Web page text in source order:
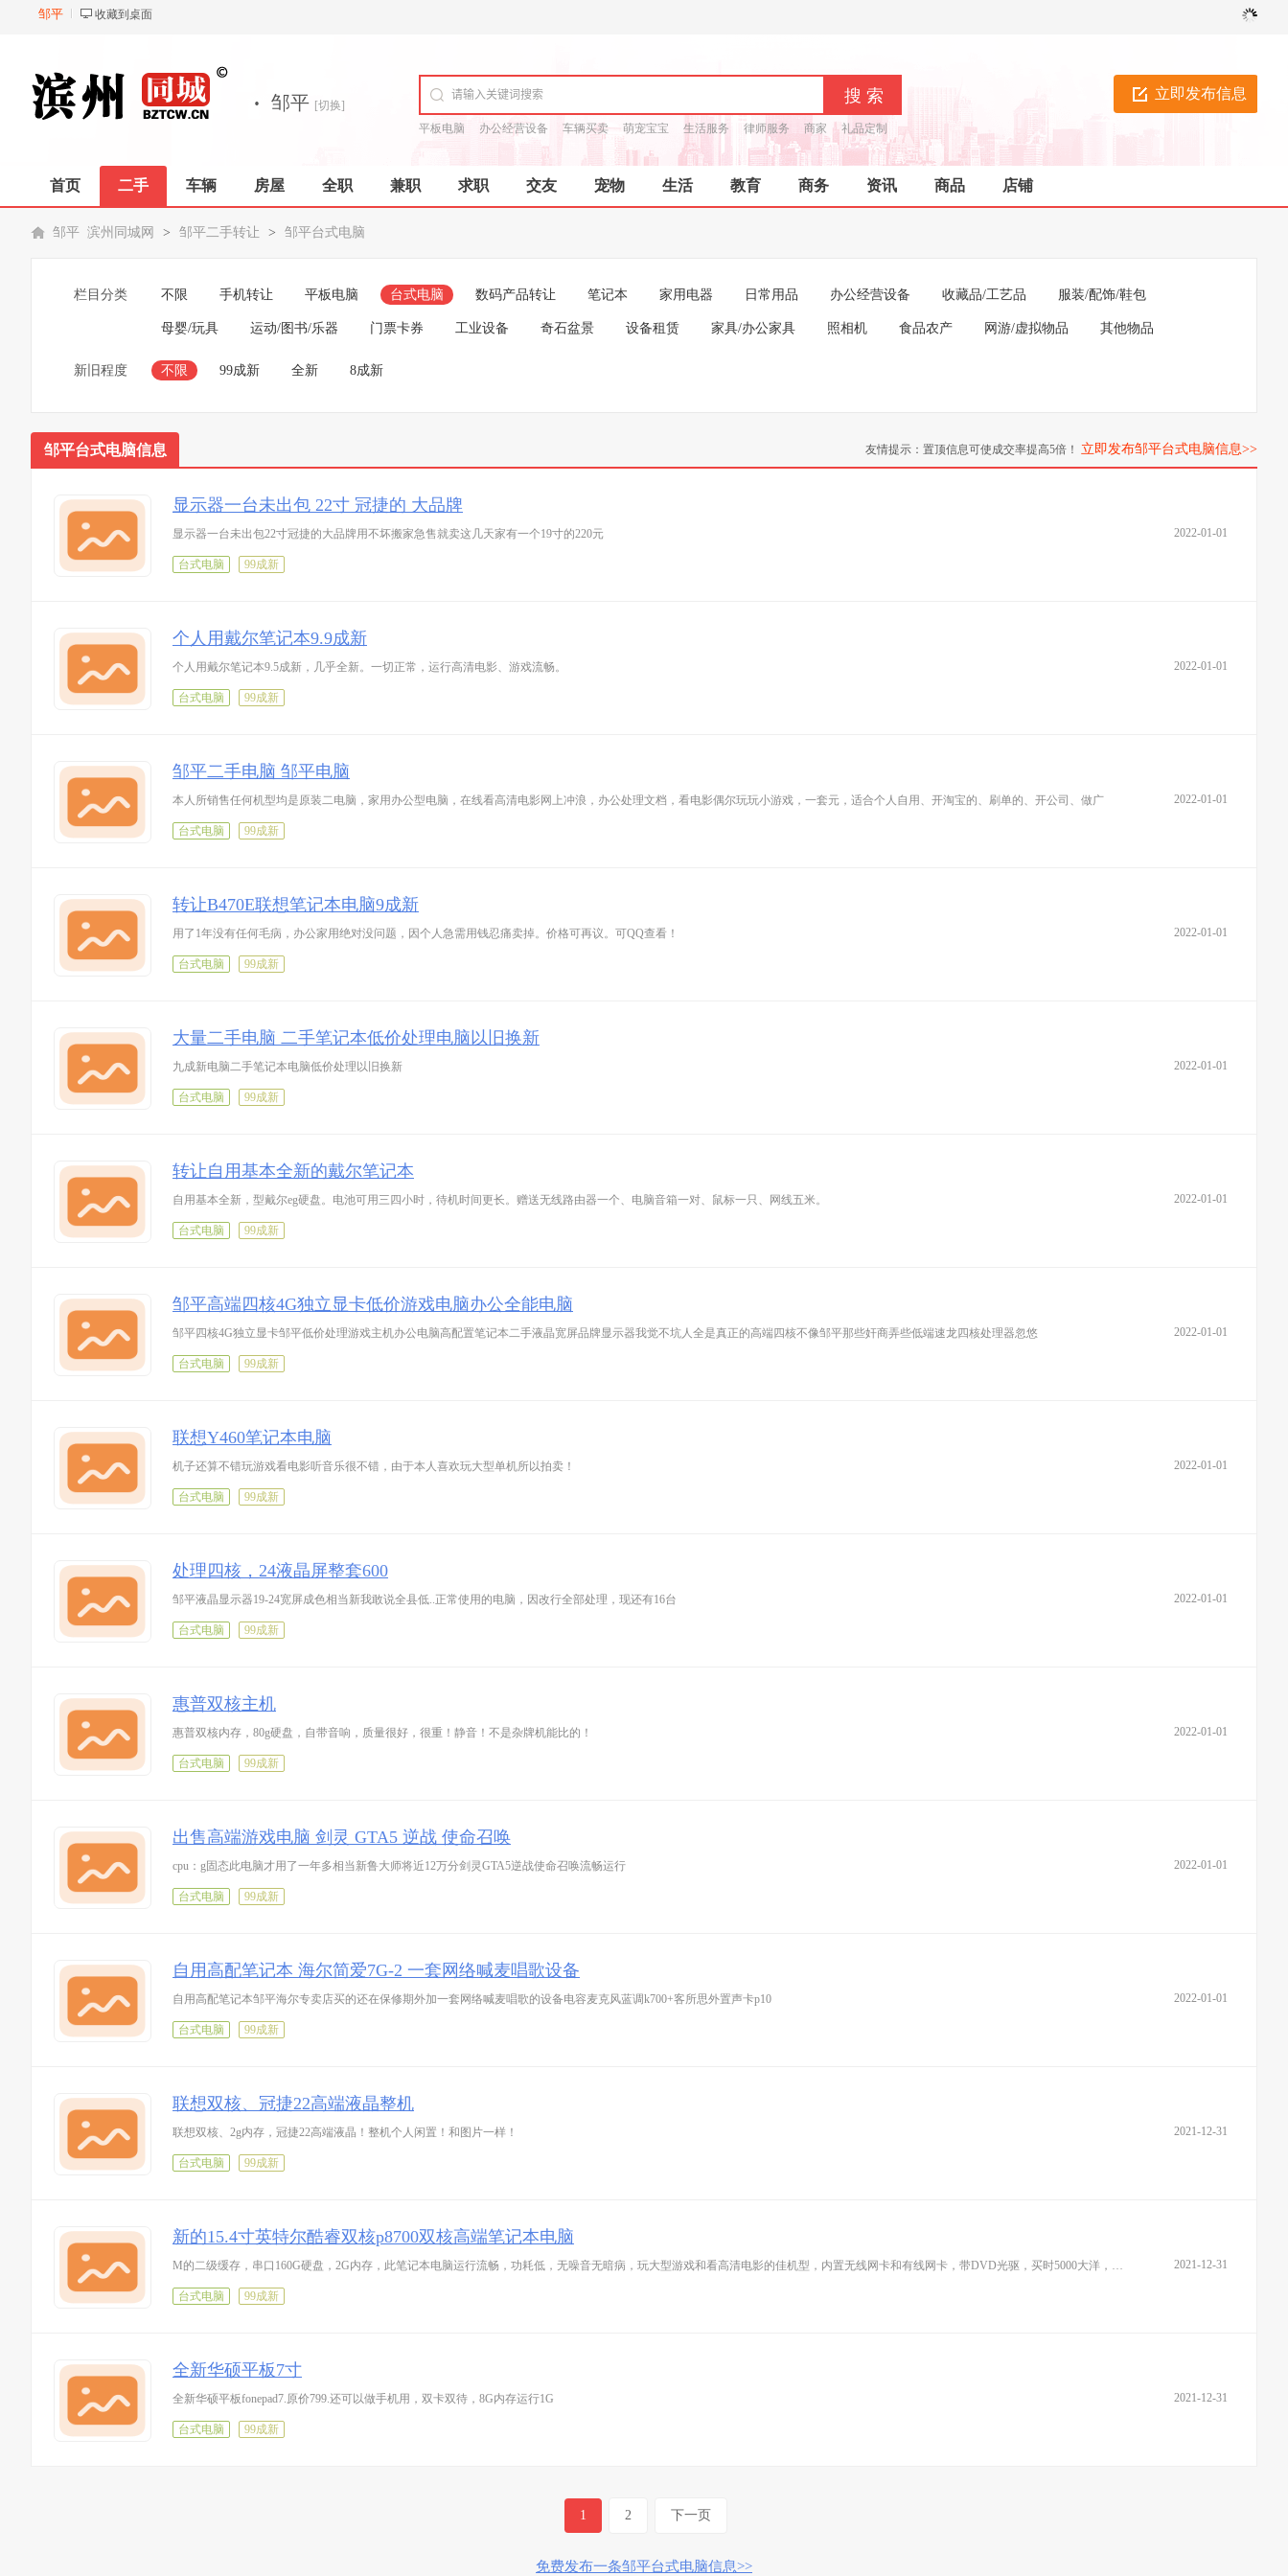
邹平 收藏到桌面
立即发布信息
· 邹平 [切换]
平板电脑
办公经营设备 车辆买卖 萌宠宝宝 生活服务 律师服务 商家 礼品定制
首页 二手 车辆 房屋 全职 兼职 求职 交友 宠物 生活 教育 商务 资讯 商品 店铺
邹平 滨州同城网 > 邹平二手转让 > 邹平台式电脑
栏目分类 不限 手机转让 平板电脑 台式电脑 数码产品转让 笔记本 家用电器 日常用品 办公经营设备 收藏品/工艺品 服装/配饰/鞋包
母婴/玩具 运动/图书/乐器 门票卡券 工业设备 奇石盆景 设备租赁 家具/办公家具 照相机 食品农产 网游/虚拟物品 其他物品
新旧程度 不限 99成新 全新 8成新
邹平台式电脑信息 友情提示：置顶信息可使成交率提高5倍！ 立即发布邹平台式电脑信息>>
2022-01-01
显示器一台未出包 22寸 冠捷的 大品牌
显示器一台未出包22寸冠捷的大品牌用不坏搬家急售就卖这几天家有一个19寸的220元
台式电脑 99成新
2022-01-01
个人用戴尔笔记本9.9成新
个人用戴尔笔记本9.5成新，几乎全新。一切正常，运行高清电影、游戏流畅。
台式电脑 99成新
2022-01-01
邹平二手电脑 邹平电脑
本人所销售任何机型均是原装二电脑，家用办公型电脑，在线看高清电影网上冲浪，办公处理文档，看电影偶尔玩玩小游戏，一套元，适合个人自用、开淘宝的、刷单的、开公司、做广
台式电脑 99成新
2022-01-01
转让B470E联想笔记本电脑9成新
用了1年没有任何毛病，办公家用绝对没问题，因个人急需用钱忍痛卖掉。价格可再议。可QQ查看！
台式电脑 99成新
2022-01-01
大量二手电脑 二手笔记本低价处理电脑以旧换新
九成新电脑二手笔记本电脑低价处理以旧换新
台式电脑 99成新
2022-01-01
转让自用基本全新的戴尔笔记本
自用基本全新，型戴尔eg硬盘。电池可用三四小时，待机时间更长。赠送无线路由器一个、电脑音箱一对、鼠标一只、网线五米。
台式电脑 99成新
2022-01-01
邹平高端四核4G独立显卡低价游戏电脑办公全能电脑
邹平四核4G独立显卡邹平低价处理游戏主机办公电脑高配置笔记本二手液晶宽屏品牌显示器我觉不坑人全是真正的高端四核不像邹平那些奸商弄些低端速龙四核处理器忽悠
台式电脑 99成新
2022-01-01
联想Y460笔记本电脑
机子还算不错玩游戏看电影听音乐很不错，由于本人喜欢玩大型单机所以拍卖！
台式电脑 99成新
2022-01-01
处理四核，24液晶屏整套600
邹平液晶显示器19-24宽屏成色相当新我敢说全县低..正常使用的电脑，因改行全部处理，现还有16台
台式电脑 99成新
2022-01-01
惠普双核主机
惠普双核内存，80g硬盘，自带音响，质量很好，很重！静音！不是杂牌机能比的！
台式电脑 99成新
2022-01-01
出售高端游戏电脑 剑灵 GTA5 逆战 使命召唤
cpu：g固态此电脑才用了一年多相当新鲁大师将近12万分剑灵GTA5逆战使命召唤流畅运行
台式电脑 99成新
2022-01-01
自用高配笔记本 海尔简爱7G-2 一套网络喊麦唱歌设备
自用高配笔记本邹平海尔专卖店买的还在保修期外加一套网络喊麦唱歌的设备电容麦克风蓝调k700+客所思外置声卡p10
台式电脑 99成新
2021-12-31
联想双核、冠捷22高端液晶整机
联想双核、2g内存，冠捷22高端液晶！整机个人闲置！和图片一样！
台式电脑 99成新
2021-12-31
新的15.4寸英特尔酷睿双核p8700双核高端笔记本电脑
M的二级缓存，串口160G硬盘，2G内存，此笔记本电脑运行流畅，功耗低，无噪音无暗病，玩大型游戏和看高清电影的佳机型，内置无线网卡和有线网卡，带DVD光驱，买时5000大洋，现在950处
台式电脑 99成新
2021-12-31
全新华硕平板7寸
全新华硕平板fonepad7.原价799.还可以做手机用，双卡双待，8G内存运行1G
台式电脑 99成新
1 2 下一页
免费发布一条邹平台式电脑信息>>